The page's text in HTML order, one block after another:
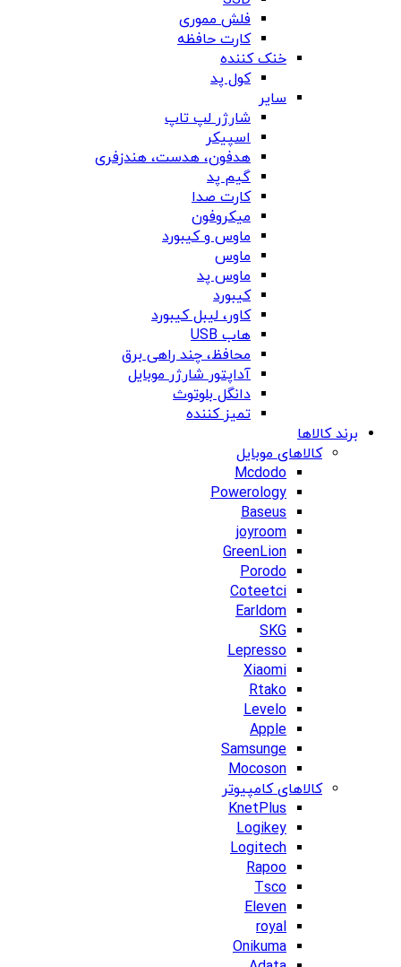
فلش مموری
کارت حافظه
خنک کننده
کول پد
سایر
شارژر لپ تاپ
اسپیکر
هدفون، هدست، هندزفری
گیم پد
کارت صدا
میکروفون
ماوس و کیبورد
ماوس
ماوس پد
کیبورد
کاور، لیبل کیبورد
هاب USB
محافظ، چند راهی برق
آداپتور شارژر موبایل
دانگل بلوتوث
تمیز کننده
برند کالاها
کالاهای موبایل
Mcdodo
Powerology
Baseus
joyroom
GreenLion
Porodo
Coteetci
Earldom
SKG
Lepresso
Xiaomi
Rtako
Levelo
Apple
Samsunge
Mocoson
کالاهای کامپیوتر
KnetPlus
Logikey
Logitech
Rapoo
Tsco
Eleven
royal
Onikuma